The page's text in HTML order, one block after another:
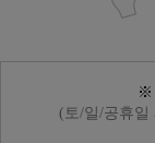
※
(토/일/공휴일